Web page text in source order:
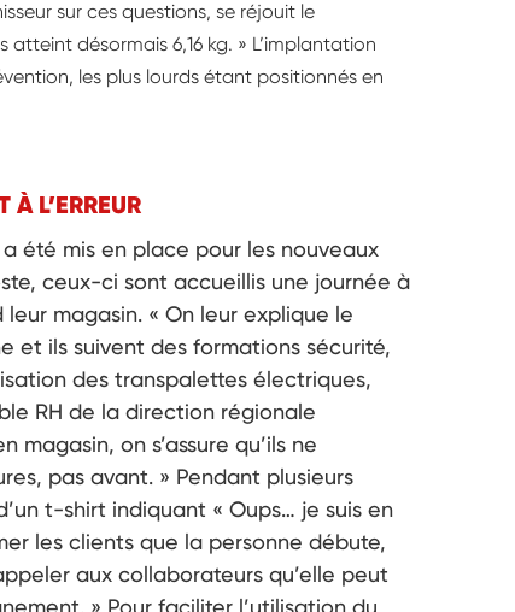
sur ces questions, se réjouit le
désormais 6,16 kg. » L’implantation
les plus lourds étant positionnés en
L’ERREUR
été mis en place pour les nouveaux
ceux-ci sont accueillis une journée à
magasin. « On leur explique le
et ils suivent des formations sécurité,
des transpalettes électriques,
RH de la direction régionale
magasin, on s’assure qu’ils ne
pas avant. » Pendant plusieurs
t-shirt indiquant « Oups… je suis en
les clients que la personne débute,
aux collaborateurs qu’elle peut
» Pour faciliter l’utilisation du